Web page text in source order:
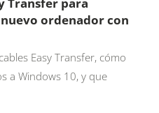
ordenador con
Easy Transfer, cómo
a Windows 10, y que